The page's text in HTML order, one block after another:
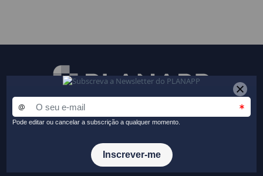
Receba a nossa newsletter
Fique a par das principais novidades do PLANAPP